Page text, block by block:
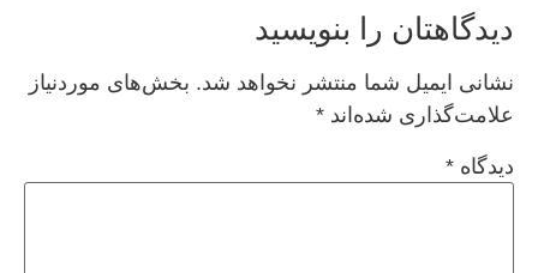
دیدگاهتان را بنویسید
نشانی ایمیل شما منتشر نخواهد شد. بخش‌های موردنیاز
علامت‌گذاری شده‌اند *
دیدگاه *